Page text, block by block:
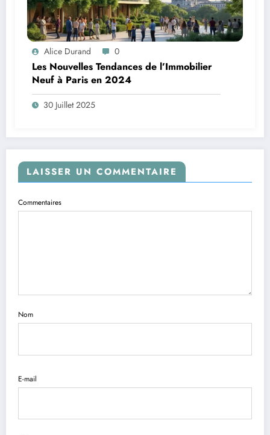
Alice Durand 0
Les Nouvelles Tendances de l’Immobilier
Neuf à Paris en 2024
30 Juillet 2025
LAISSER UN COMMENTAIRE
Commentaires
Nom
E-mail